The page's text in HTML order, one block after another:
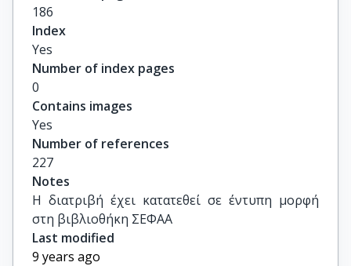
186
Index
Yes
Number of index pages
0
Contains images
Yes
Number of references
227
Notes
Η διατριβή έχει κατατεθεί σε έντυπη μορφή
στη βιβλιοθήκη ΣΕΦΑΑ
Last modified
9 years ago